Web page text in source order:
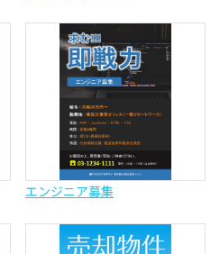
エンジニア募集